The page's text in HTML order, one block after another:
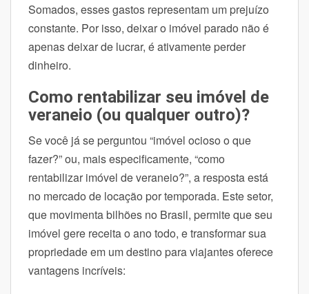
Somados, esses gastos representam um prejuízo
constante. Por isso, deixar o imóvel parado não é
apenas deixar de lucrar, é ativamente perder
dinheiro.
Como rentabilizar seu imóvel de
veraneio (ou qualquer outro)?
Se você já se perguntou “imóvel ocioso o que
fazer?” ou, mais especificamente, “como
rentabilizar imóvel de veraneio?”, a resposta está
no mercado de locação por temporada. Este setor,
que movimenta bilhões no Brasil, permite que seu
imóvel gere receita o ano todo, e transformar sua
propriedade em um destino para viajantes oferece
vantagens incríveis: